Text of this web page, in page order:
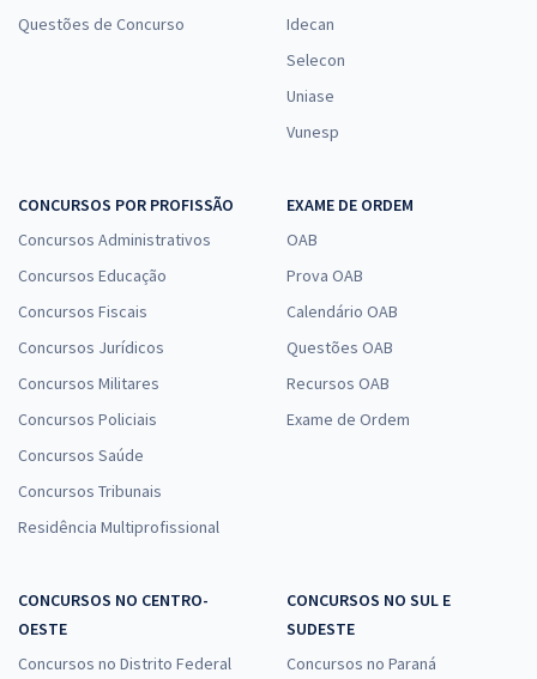
Questões de Concurso
Idecan
Selecon
Uniase
Vunesp
CONCURSOS POR PROFISSÃO
Concursos Administrativos
Concursos Educação
Concursos Fiscais
Concursos Jurídicos
Concursos Militares
Concursos Policiais
Concursos Saúde
Concursos Tribunais
Residência Multiprofissional
EXAME DE ORDEM
OAB
Prova OAB
Calendário OAB
Questões OAB
Recursos OAB
Exame de Ordem
CONCURSOS NO CENTRO-
OESTE
Concursos no Distrito Federal
CONCURSOS NO SUL E
SUDESTE
Concursos no Paraná